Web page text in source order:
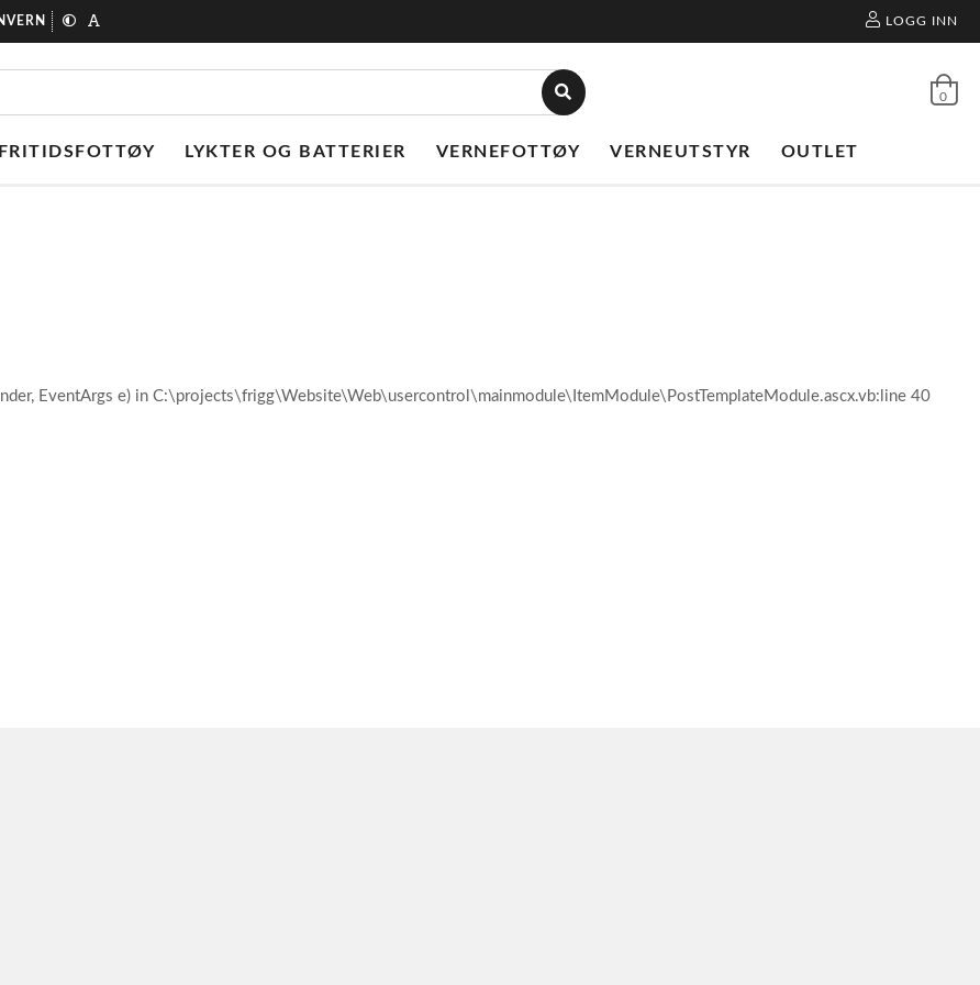
LOGG INN
0
FRITIDSFOTTØY LYKTER OG BATTERIER VERNEFOTTØY VERNEUTSTYR OUTLET
EventArgs e) in C:\projects\frigg\Website\Web\usercontrol\mainmodule\ItemModule\PostTemplateModule.ascx.vb:line 40